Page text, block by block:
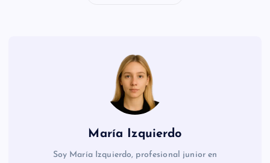
María Izquierdo
Soy María Izquierdo, profesional junior en